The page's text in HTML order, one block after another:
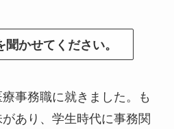
かせてください。
事務職に就きました。も
あり、学生時代に事務関